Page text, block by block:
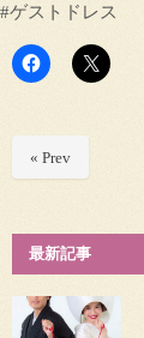
#ゲストドレス
« Prev
最新記事